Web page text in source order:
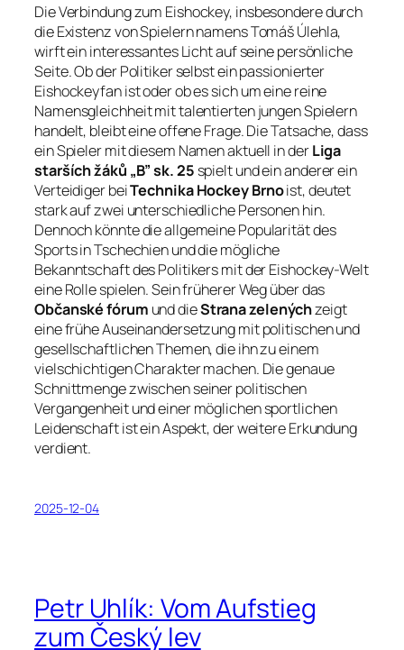
Die Verbindung zum Eishockey, insbesondere durch
die Existenz von Spielern namens Tomáš Úlehla,
wirft ein interessantes Licht auf seine persönliche
Seite. Ob der Politiker selbst ein passionierter
Eishockeyfan ist oder ob es sich um eine reine
Namensgleichheit mit talentierten jungen Spielern
handelt, bleibt eine offene Frage. Die Tatsache, dass
ein Spieler mit diesem Namen aktuell in derLiga
starších žáků „B” sk. 25 spielt und ein anderer ein
Verteidiger beiTechnika Hockey Brnoist, deutet
stark auf zwei unterschiedliche Personen hin.
Dennoch könnte die allgemeine Popularität des
Sports in Tschechien und die mögliche
Bekanntschaft des Politikers mit der Eishockey-Welt
eine Rolle spielen. Sein früherer Weg über das
Občanské fórum und dieStrana zelenýchzeigt
eine frühe Auseinandersetzung mit politischen und
gesellschaftlichen Themen, die ihn zu einem
vielschichtigen Charakter machen. Die genaue
Schnittmenge zwischen seiner politischen
Vergangenheit und einer möglichen sportlichen
Leidenschaft ist ein Aspekt, der weitere Erkundung
verdient.
2025-12-04
Petr Uhlík: Vom Aufstieg
zum Český lev